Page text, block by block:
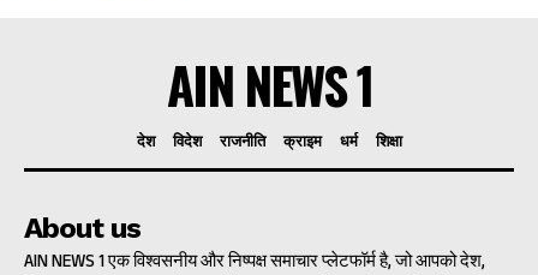
AIN NEWS 1
देश विदेश राजनीति क्राइम धर्म शिक्षा
About us
AIN NEWS 1 एक विश्वसनीय और निष्पक्ष समाचार प्लेटफॉर्म है, जो आपको देश,